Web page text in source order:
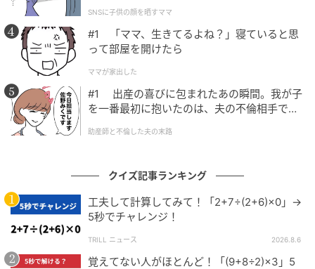
SNSに子供の顔を晒すママ
#1 「ママ、生きてるよね？」寝ていると思
って部屋を開けたら
ママが家出した
#1 出産の喜びに包まれたあの瞬間。我が子
を一番最初に抱いたのは、夫の不倫相手でし
助産師と不倫した夫の末路
クイズ記事ランキング
工夫して計算してみて！「2+7÷(2+6)×0」→
5秒でチャレンジ！
TRILL ニュース 2026.8.6
覚えてない人がほとんど！「(9+8÷2)×3」5